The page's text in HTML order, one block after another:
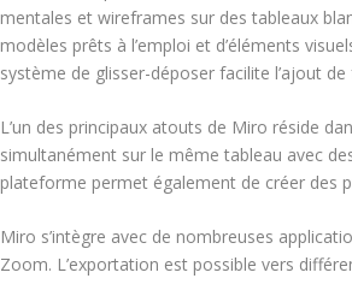
mentales et wireframes sur des tableaux
modèles prêts à l’emploi et d’éléments
système de glisser-déposer facilite l’ajout
L’un des principaux atouts de Miro réside
simultanément sur le même tableau avec
plateforme permet également de créer des
Miro s’intègre avec de nombreuses
Zoom. L’exportation est possible vers